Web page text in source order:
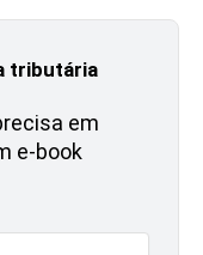
tributária
em
e-book